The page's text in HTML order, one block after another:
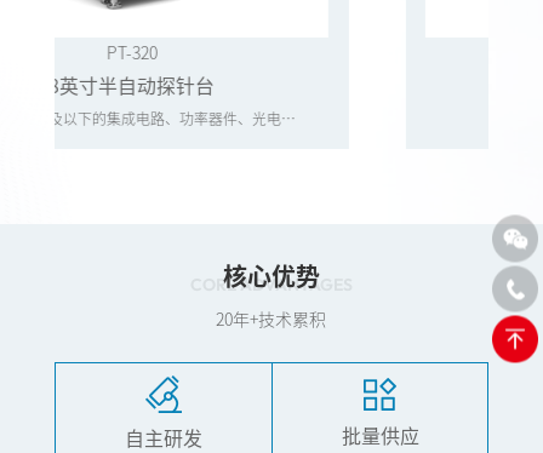
适用于8英寸及以下的集成电路、功率器件、光电器件等晶圆级半自动测试。
倒装LED测试一体机
批量应用于芯粒级LED芯片的倒装光电测试一体机
原子力自动量测系统
全自动分选机
高产能、高精度、高稳定性、支持多样化定制！
全自动曝光机
核心优势
CORE ADVANTAGES
20年+技术累积
自主研发 批量供应